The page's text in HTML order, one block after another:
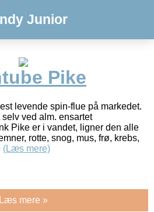
Junior
Pike
levende spin-flue på markedet.
ved alm. ensartet
Pike er i vandet, ligner den alle
rotte, snog, mus, frø, krebs,
(Læs mere)
Læs mere »